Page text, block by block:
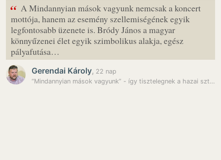
“ A Mindannyian mások vagyunk nemcsak a koncert
mottója, hanem az esemény szellemiségének egyik
legfontosabb üzenete is. Bródy János a magyar
könnyűzenei élet egyik szimbolikus alakja, egész
pályafutása…
Gerendai Károly, 22 nap
“Mindannyian mások vagyunk” - így tisztelegnek a hazai sztárok Bródy…